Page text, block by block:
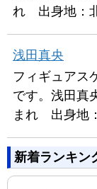
れ 出身地：
浅田真央
フィギュアス
です。浅田真
まれ 出身地
新着ランキン